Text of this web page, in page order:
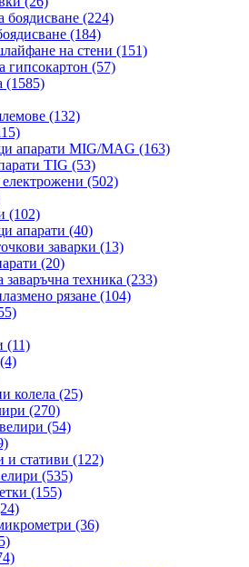
боядисване (224)
(184)
на стени (151)
гипсокартон (57)
(1585)
(132)
апарати MIG/MAG (163)
TIG (53)
(502)
(102)
апарати (40)
заварки (13)
(20)
заваръчна техника (233)
рязане (104)
(11)
(4)
колела (25)
(270)
(54)
и стативи (122)
(535)
(155)
(36)